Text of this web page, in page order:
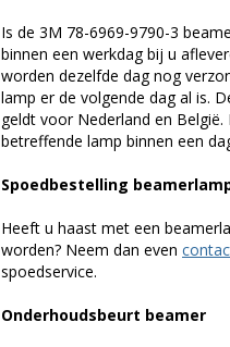
Is de 3M 78-6969-9790-3
binnen een werkdag bij u
worden dezelfde dag nog
lamp er de volgende dag al is.
geldt voor Nederland en
betreffende lamp binnen een
Spoedbestelling
Heeft u haast met een
worden? Neem dan even
spoedservice.
Onderhoudsbeurt beamer